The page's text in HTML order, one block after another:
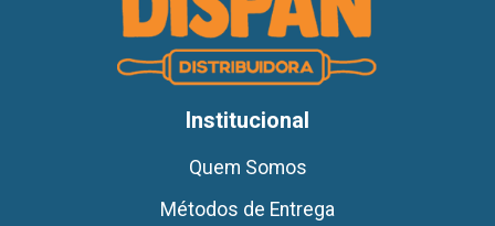
Institucional
Quem Somos
Métodos de Entrega